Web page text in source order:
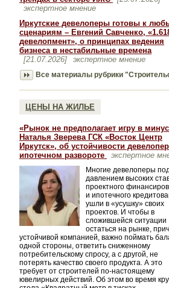
экспертное мнение
Иркутские девелоперы готовы к
сценариям – Евгений Савченко,
девелопмент», о принципах ведения
бизнеса в нестабильные времена
[21.07.2026]
экспертное мнение
Все материалы рубрики
ЦЕНЫ НА ЖИЛЬЕ
«Рынок не предполагает игру в
Наталья Зверева ГСК «Восток Центр
Иркутск», об устойчивости
ипотечном развороте
экспертное
Многие девелоперы
давлением высоких
проектного
и ипотечного
ушли в «усушку» своих
проектов. И чтобы в
сложившейся ситуации
остаться на рынке,
устойчивой компанией, важно поймать
одной стороны, ответить сниженному
потребительскому спросу, а с другой, не
потерять качество своего продукта. А это
требует от строителей по-настоящему
ювелирных действий. Об этом во время